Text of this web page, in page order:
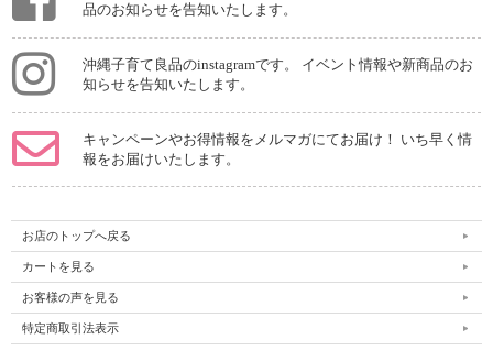
品のお知らせを告知いたします。
沖縄子育て良品のinstagramです。 イベント情報や新商品のお
知らせを告知いたします。
キャンペーンやお得情報をメルマガにてお届け！ いち早く情
報をお届けいたします。
お店のトップへ戻る
カートを見る
お客様の声を見る
特定商取引法表示